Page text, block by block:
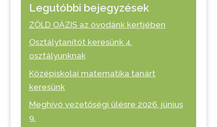
Legutóbbi bejegyzések
ZÖLD OÁZIS az óvodánk kertjében
Osztálytanítót keresünk 4.
osztályunknak
Középiskolai matematika tanárt
keresünk
Meghívó vezetőségi ülésre 2026. június
9.